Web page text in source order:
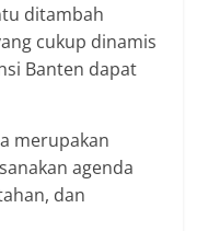
ditambah
cukup dinamis
Banten dapat
merupakan
agenda
dan